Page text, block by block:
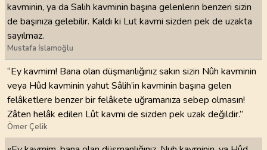
kavminin, ya da Salih kavminin başına gelenlerin benzeri sizin
de başınıza gelebilir. Kaldı ki Lut kavmi sizden pek de uzakta
sayılmaz.
Mustafa İslamoğlu
“Ey kavmim! Bana olan düşmanlığınız sakın sizin Nûh kavminin
veya Hûd kavminin yahut Sâlih’in kavminin başına gelen
felâketlere benzer bir felâkete uğramanıza sebep olmasın!
Zâten helâk edilen Lût kavmi de sizden pek uzak değildir.”
Ömer Çelik